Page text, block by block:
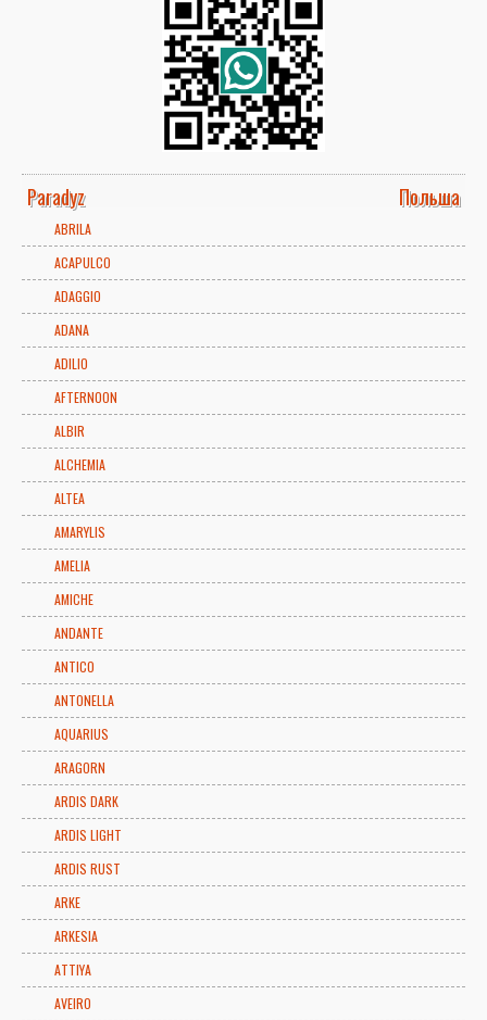
Paradyz Польша
ABRILA
ACAPULCO
ADAGGIO
ADANA
ADILIO
AFTERNOON
ALBIR
ALCHEMIA
ALTEA
AMARYLIS
AMELIA
AMICHE
ANDANTE
ANTICO
ANTONELLA
AQUARIUS
ARAGORN
ARDIS DARK
ARDIS LIGHT
ARDIS RUST
ARKE
ARKESIA
ATTIYA
AVEIRO